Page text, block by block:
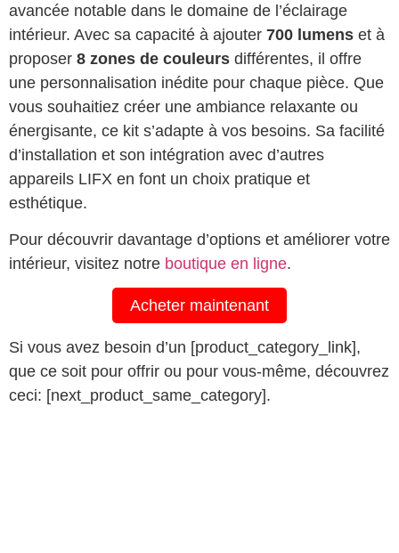
avancée notable dans le domaine de l’éclairage
intérieur. Avec sa capacité à ajouter 700 lumens et à
proposer 8 zones de couleurs différentes, il offre
une personnalisation inédite pour chaque pièce. Que
vous souhaitiez créer une ambiance relaxante ou
énergisante, ce kit s’adapte à vos besoins. Sa facilité
d’installation et son intégration avec d’autres
appareils LIFX en font un choix pratique et
esthétique.
Pour découvrir davantage d’options et améliorer votre
intérieur, visitez notre boutique en ligne.
Acheter maintenant
Si vous avez besoin d’un [product_category_link],
que ce soit pour offrir ou pour vous-même, découvrez
ceci: [next_product_same_category].